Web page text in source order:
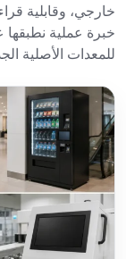
خارجي، وقابلية
خبرة عملية
للمعدات الأصلية